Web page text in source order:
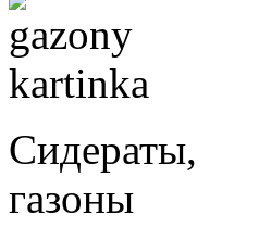
Сидераты,
газоны